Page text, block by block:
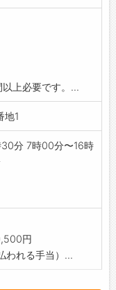
上必要です。...
地1
分 7時00分〜16時
円
われる手当）...